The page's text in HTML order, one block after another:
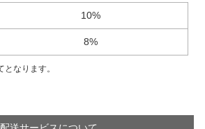
10%
8%
なります。